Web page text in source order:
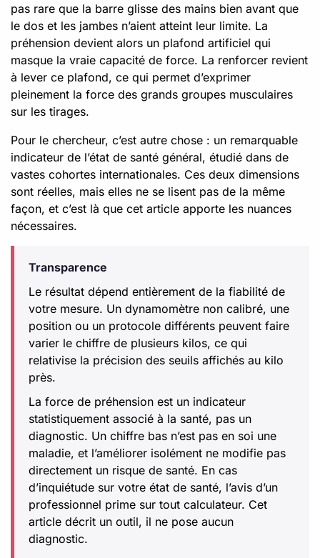
pas rare que la barre glisse des mains bien avant que
le dos et les jambes n’aient atteint leur limite. La
préhension devient alors un plafond artificiel qui
masque la vraie capacité de force. La renforcer revient
à lever ce plafond, ce qui permet d’exprimer
pleinement la force des grands groupes musculaires
sur les tirages.
Pour le chercheur, c’est autre chose : un remarquable
indicateur de l’état de santé général, étudié dans de
vastes cohortes internationales. Ces deux dimensions
sont réelles, mais elles ne se lisent pas de la même
façon, et c’est là que cet article apporte les nuances
nécessaires.
Transparence
Le résultat dépend entièrement de la fiabilité de
votre mesure. Un dynamomètre non calibré, une
position ou un protocole différents peuvent faire
varier le chiffre de plusieurs kilos, ce qui
relativise la précision des seuils affichés au kilo
près.
La force de préhension est un indicateur
statistiquement associé à la santé, pas un
diagnostic. Un chiffre bas n’est pas en soi une
maladie, et l’améliorer isolément ne modifie pas
directement un risque de santé. En cas
d’inquiétude sur votre état de santé, l’avis d’un
professionnel prime sur tout calculateur. Cet
article décrit un outil, il ne pose aucun
diagnostic.